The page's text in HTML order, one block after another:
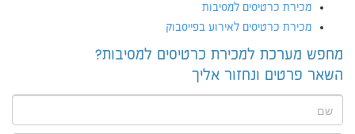
מכירת כרטיסים למסיבות
מכירת כרטיסים לאירוע בפייסבוק
מחפש מערכת למכירת כרטיסים למסיבות?
השאר פרטים ונחזור אליך